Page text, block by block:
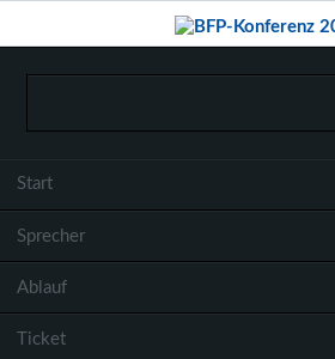
Start
Sprecher
Ablauf
Ticket